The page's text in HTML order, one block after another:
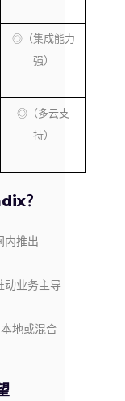
◎（集成能力
强）
◎（多云支
持）
？
内推出
动业务主导
地或混合